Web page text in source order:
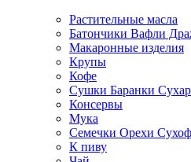
Растительные масла
Батончики Вафли
Макаронные изделия
Крупы
Кофе
Сушки Баранки
Консервы
Мука
Семечки Орехи
К пиву